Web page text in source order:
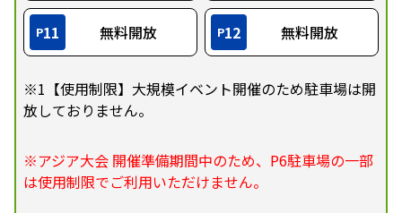
P11 無料開放 P12 無料開放
※1【使用制限】大規模イベント開催のため駐車場は開
放しておりません。
※アジア大会 開催準備期間中のため、P6駐車場の一部
は使用制限でご利用いただけません。